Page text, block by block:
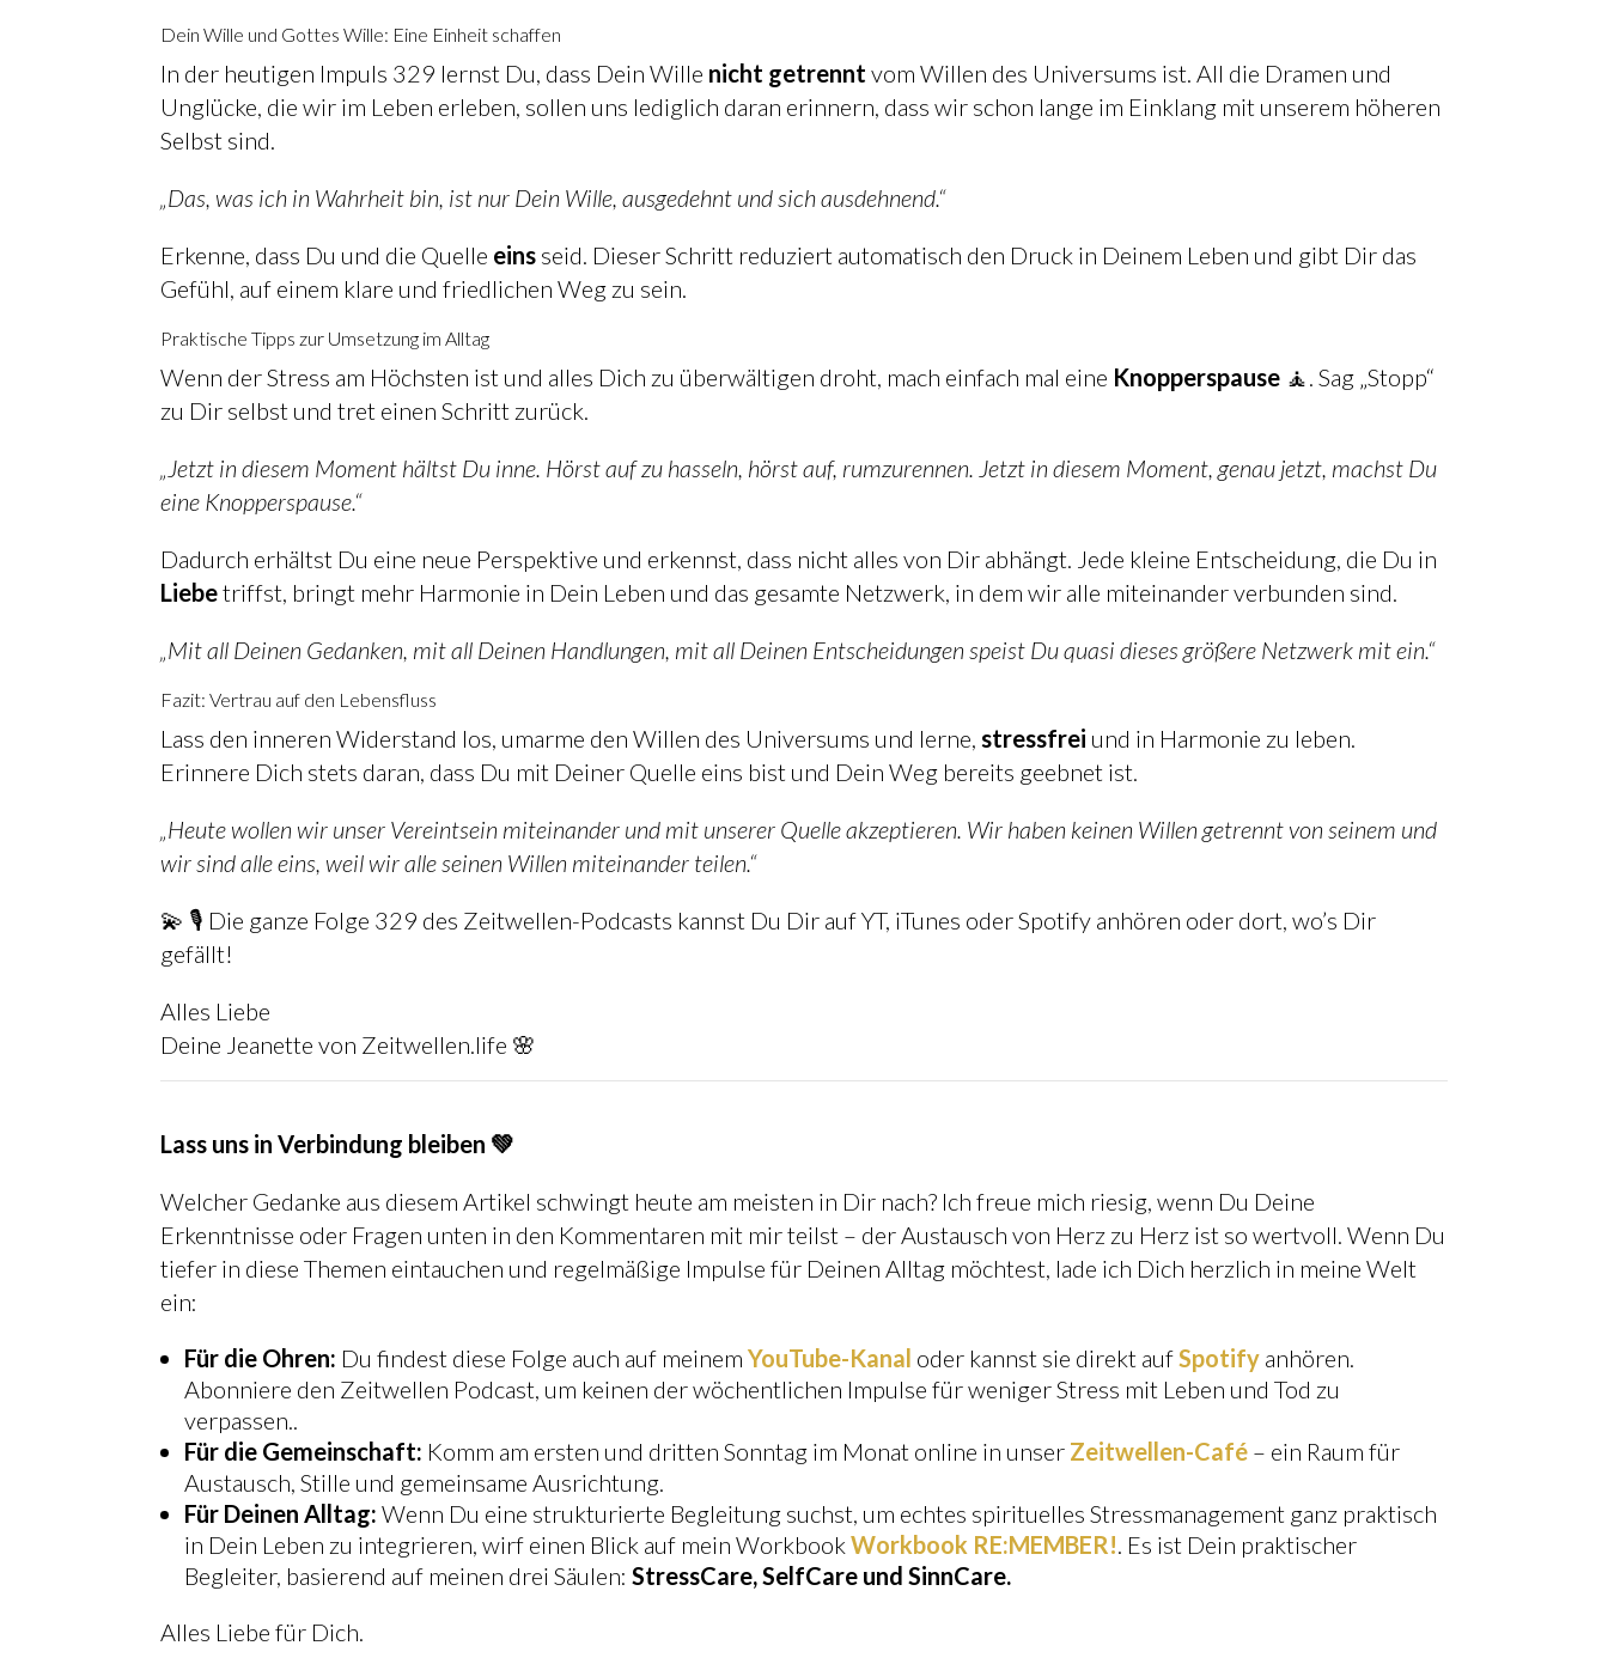
Dein Wille und Gottes Wille: Eine Einheit schaffen
In der heutigen Impuls 329 lernst Du, dass Dein Wille nicht getrennt vom Willen des Universums ist. All die Dramen und
Unglücke, die wir im Leben erleben, sollen uns lediglich daran erinnern, dass wir schon lange im Einklang mit unserem höheren
Selbst sind.
„Das, was ich in Wahrheit bin, ist nur Dein Wille, ausgedehnt und sich ausdehnend.“
Erkenne, dass Du und die Quelle eins seid. Dieser Schritt reduziert automatisch den Druck in Deinem Leben und gibt Dir das
Gefühl, auf einem klare und friedlichen Weg zu sein.
Praktische Tipps zur Umsetzung im Alltag
Wenn der Stress am Höchsten ist und alles Dich zu überwältigen droht, mach einfach mal eine Knopperspause 🧘. Sag „Stopp“
zu Dir selbst und tret einen Schritt zurück.
„Jetzt in diesem Moment hältst Du inne. Hörst auf zu hasseln, hörst auf, rumzurennen. Jetzt in diesem Moment, genau jetzt, machst Du
eine Knopperspause.“
Liebetriffst, bringt mehr Harmonie in Dein Leben und das gesamte Netzwerk, in dem wir alle miteinander verbunden sind.
„Mit all Deinen Gedanken, mit all Deinen Handlungen, mit all Deinen Entscheidungen speist Du quasi dieses größere Netzwerk mit ein.“
Fazit: Vertrau auf den Lebensfluss
Lass den inneren Widerstand los, umarme den Willen des Universums und lerne,stressfrei und in Harmonie zu leben.
Erinnere Dich stets daran, dass Du mit Deiner Quelle eins bist und Dein Weg bereits geebnet ist.
„Heute wollen wir unser Vereintsein miteinander und mit unserer Quelle akzeptieren. Wir haben keinen Willen getrennt von seinem und
wir sind alle eins, weil wir alle seinen Willen miteinander teilen.“
💫 🎙️ Die ganze Folge 329 des Zeitwellen-Podcasts kannst Du Dir auf YT, iTunes oder Spotify anhören oder dort, wo’s Dir
gefällt!
Alles Liebe
Deine Jeanette von Zeitwellen.life 🌸
Lass uns in Verbindung bleiben 💚
Welcher Gedanke aus diesem Artikel schwingt heute am meisten in Dir nach? Ich freue mich riesig, wenn Du Deine
Erkenntnisse oder Fragen unten in den Kommentaren mit mir teilst – der Austausch von Herz zu Herz ist so wertvoll. Wenn Du
tiefer in diese Themen eintauchen und regelmäßige Impulse für Deinen Alltag möchtest, lade ich Dich herzlich in meine Welt
ein:
Für die Ohren: Du findest diese Folge auch auf meinem YouTube-Kanal oder kannst sie direkt aufSpotify anhören.
Abonniere den Zeitwellen Podcast, um keinen der wöchentlichen Impulse für weniger Stress mit Leben und Tod zu
verpassen..
Für die Gemeinschaft: Komm am ersten und dritten Sonntag im Monat online in unser Zeitwellen-Café – ein Raum für
Austausch, Stille und gemeinsame Ausrichtung.
Für Deinen Alltag: Wenn Du eine strukturierte Begleitung suchst, um echtes spirituelles Stressmanagement ganz praktisch
in Dein Leben zu integrieren, wirf einen Blick auf mein WorkbookWorkbook RE:MEMBER!. Es ist Dein praktischer
Begleiter, basierend auf meinen drei Säulen:StressCare, SelfCare und SinnCare.
Alles Liebe für Dich.